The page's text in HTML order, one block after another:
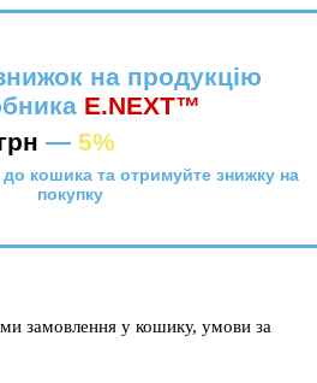
на продукцію
E.NEXT™
— 5%
кошика та отримуйте знижку на
покупку
замовлення у кошику, умови за